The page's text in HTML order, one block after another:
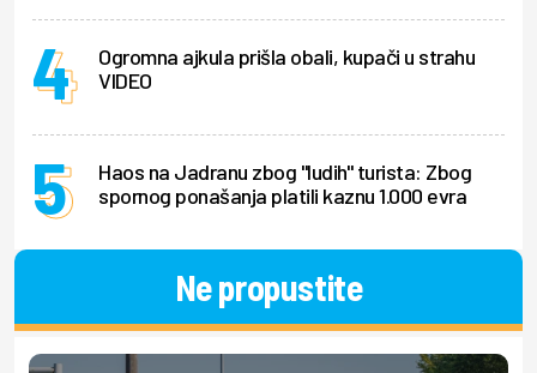
Ogromna ajkula prišla obali, kupači u strahu
VIDEO
Haos na Jadranu zbog "ludih" turista: Zbog
spornog ponašanja platili kaznu 1.000 evra
Ne propustite